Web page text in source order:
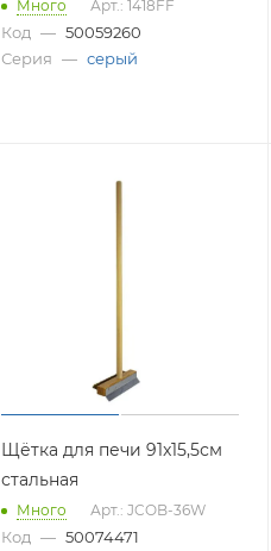
Много Арт.: 1418FF
Код — 50059260
Серия — серый
Щётка для печи 91x15,5см
стальная
Много Арт.: JCOB-36W
Код — 50074471